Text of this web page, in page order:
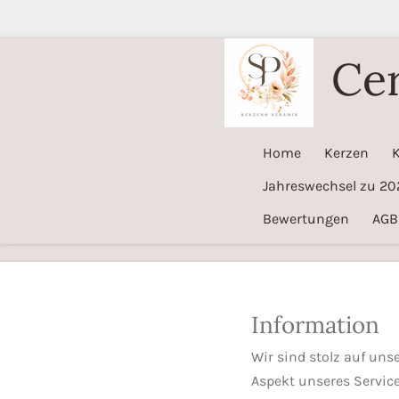
Home Kerzen
Jahreswechsel zu
Bewertungen
AGB
Information
Wir sind stolz auf
Aspekt unseres